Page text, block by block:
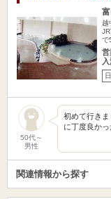
越
で
営
50代～
男性
初めて行き
に丁度良か
関連情報から探す